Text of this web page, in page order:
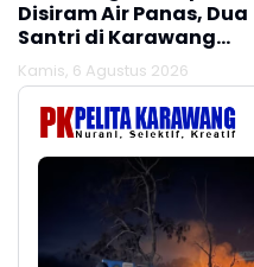
Disiram Air Panas, Dua
Santri di Karawang
Terluka Akibat Aksi
Oknum Linmas
Kamis, 6 Agustus 2026